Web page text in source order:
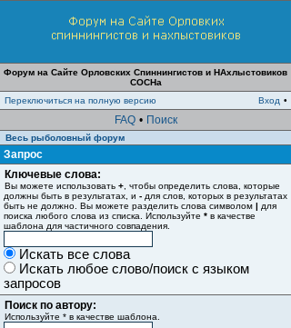
Форум на Сайте Орловских Спиннингистов и НАхлыстовиков
СОСНа
Переключиться на полную версию
Вход •
FAQ • Поиск
Весь рыболовный форум
Запрос
Ключевые слова:
Вы можете использовать + , чтобы определить слова, которые
должны быть в результатах, и - для слов, которых в результатах
быть не должно. Вы можете разделить слова символом | для
поиска любого слова из списка. Используйте * в качестве
шаблона для частичного совпадения.
Искать все слова
Искать любое слово/поиск с языком
запросов
Поиск по автору:
Используйте * в качестве шаблона.